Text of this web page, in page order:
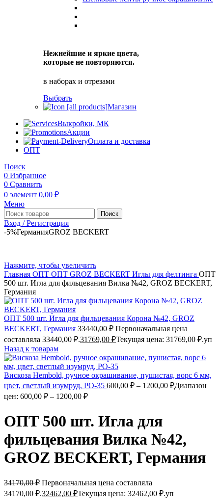
Нежнейшие и яркие цвета,
которые не повторяются.
в наборах и отрезами
Выбрать
Магазин
Выкройки, МК
Акции
Оплата и доставка
ОПТ
Поиск
0 Избранное
0 Сравнить
0 элемент 0,00 ₽
Меню
Поиск
Вход / Регистрация
-5%ГерманияGROZ BEСKERT
Нажмите, чтобы увеличить
Главная ОПТ ОПТ GROZ BECKERT Иглы для фелтинга ОПТ
500 шт. Игла для фильцевания Вилка №42, GROZ BEСKERT,
Германия
ОПТ 500 шт. Игла для фильцевания Корона №42, GROZ
BEСKERT, Германия 33440,00₽ Первоначальная цена
составляла 33440,00 ₽.31769,00 ₽Текущая цена: 31769,00 ₽.уп
Назад к товарам
Вискоза Hembold, ручное окрашивание, пушистая, ворс 6 мм,
цвет, светлый изумруд, РО-35 600,00 ₽ – 1200,00 ₽Диапазон
цен: 600,00 ₽ – 1200,00 ₽
ОПТ 500 шт. Игла для
фильцевания Вилка №42,
GROZ BEСKERT, Германия
34170,00₽ Первоначальная цена составляла
34170,00 ₽.32462,00 ₽Текущая цена: 32462,00 ₽.уп